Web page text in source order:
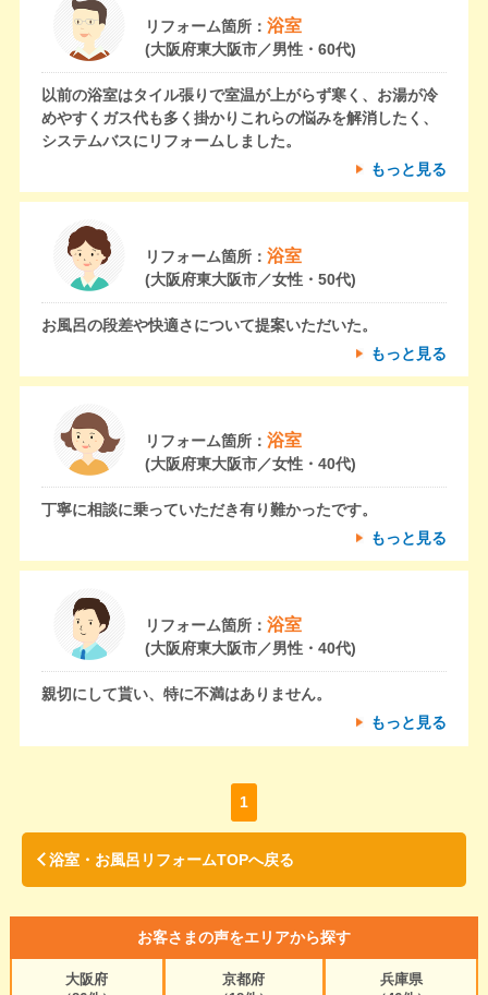
リフォーム箇所： 浴室
(大阪府東大阪市／男性・60代)
以前の浴室はタイル張りで室温が上がらず寒く、お湯が冷
めやすくガス代も多く掛かりこれらの悩みを解消したく、
システムバスにリフォームしました。
もっと見る
リフォーム箇所： 浴室
(大阪府東大阪市／女性・50代)
お風呂の段差や快適さについて提案いただいた。
もっと見る
リフォーム箇所： 浴室
(大阪府東大阪市／女性・40代)
丁寧に相談に乗っていただき有り難かったです。
もっと見る
リフォーム箇所： 浴室
(大阪府東大阪市／男性・40代)
親切にして貰い、特に不満はありません。
もっと見る
1
浴室・お風呂リフォームTOPへ戻る
お客さまの声をエリアから探す
大阪府
京都府
兵庫県